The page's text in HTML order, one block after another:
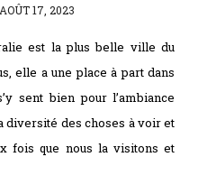
POSTED
AOÛT 17, 2023
est la plus belle ville du
elle a une place à part dans
sent bien pour l’ambiance
diversité des choses à voir et
fois que nous la visitons et